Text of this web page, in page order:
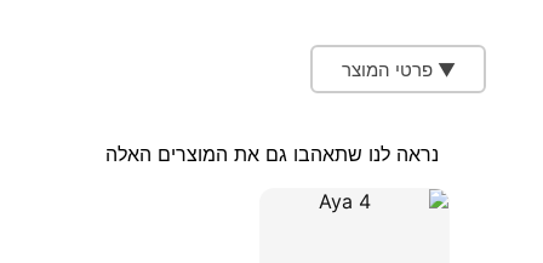
▼ פרטי המוצר
נראה לנו שתאהבו גם את המוצרים האלה